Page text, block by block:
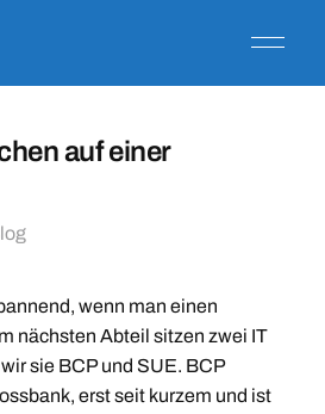
auf einer
wenn man einen
nächsten Abteil sitzen zwei IT
sie BCP und SUE. BCP
erst seit kurzem und ist